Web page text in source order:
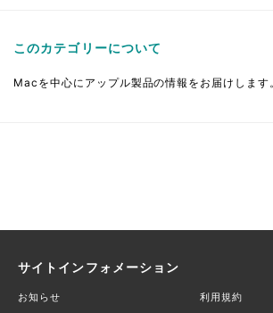
このカテゴリーについて
Macを中心にアップル製品の情報をお届けします
サイトインフォメーション
お知らせ 利用規約